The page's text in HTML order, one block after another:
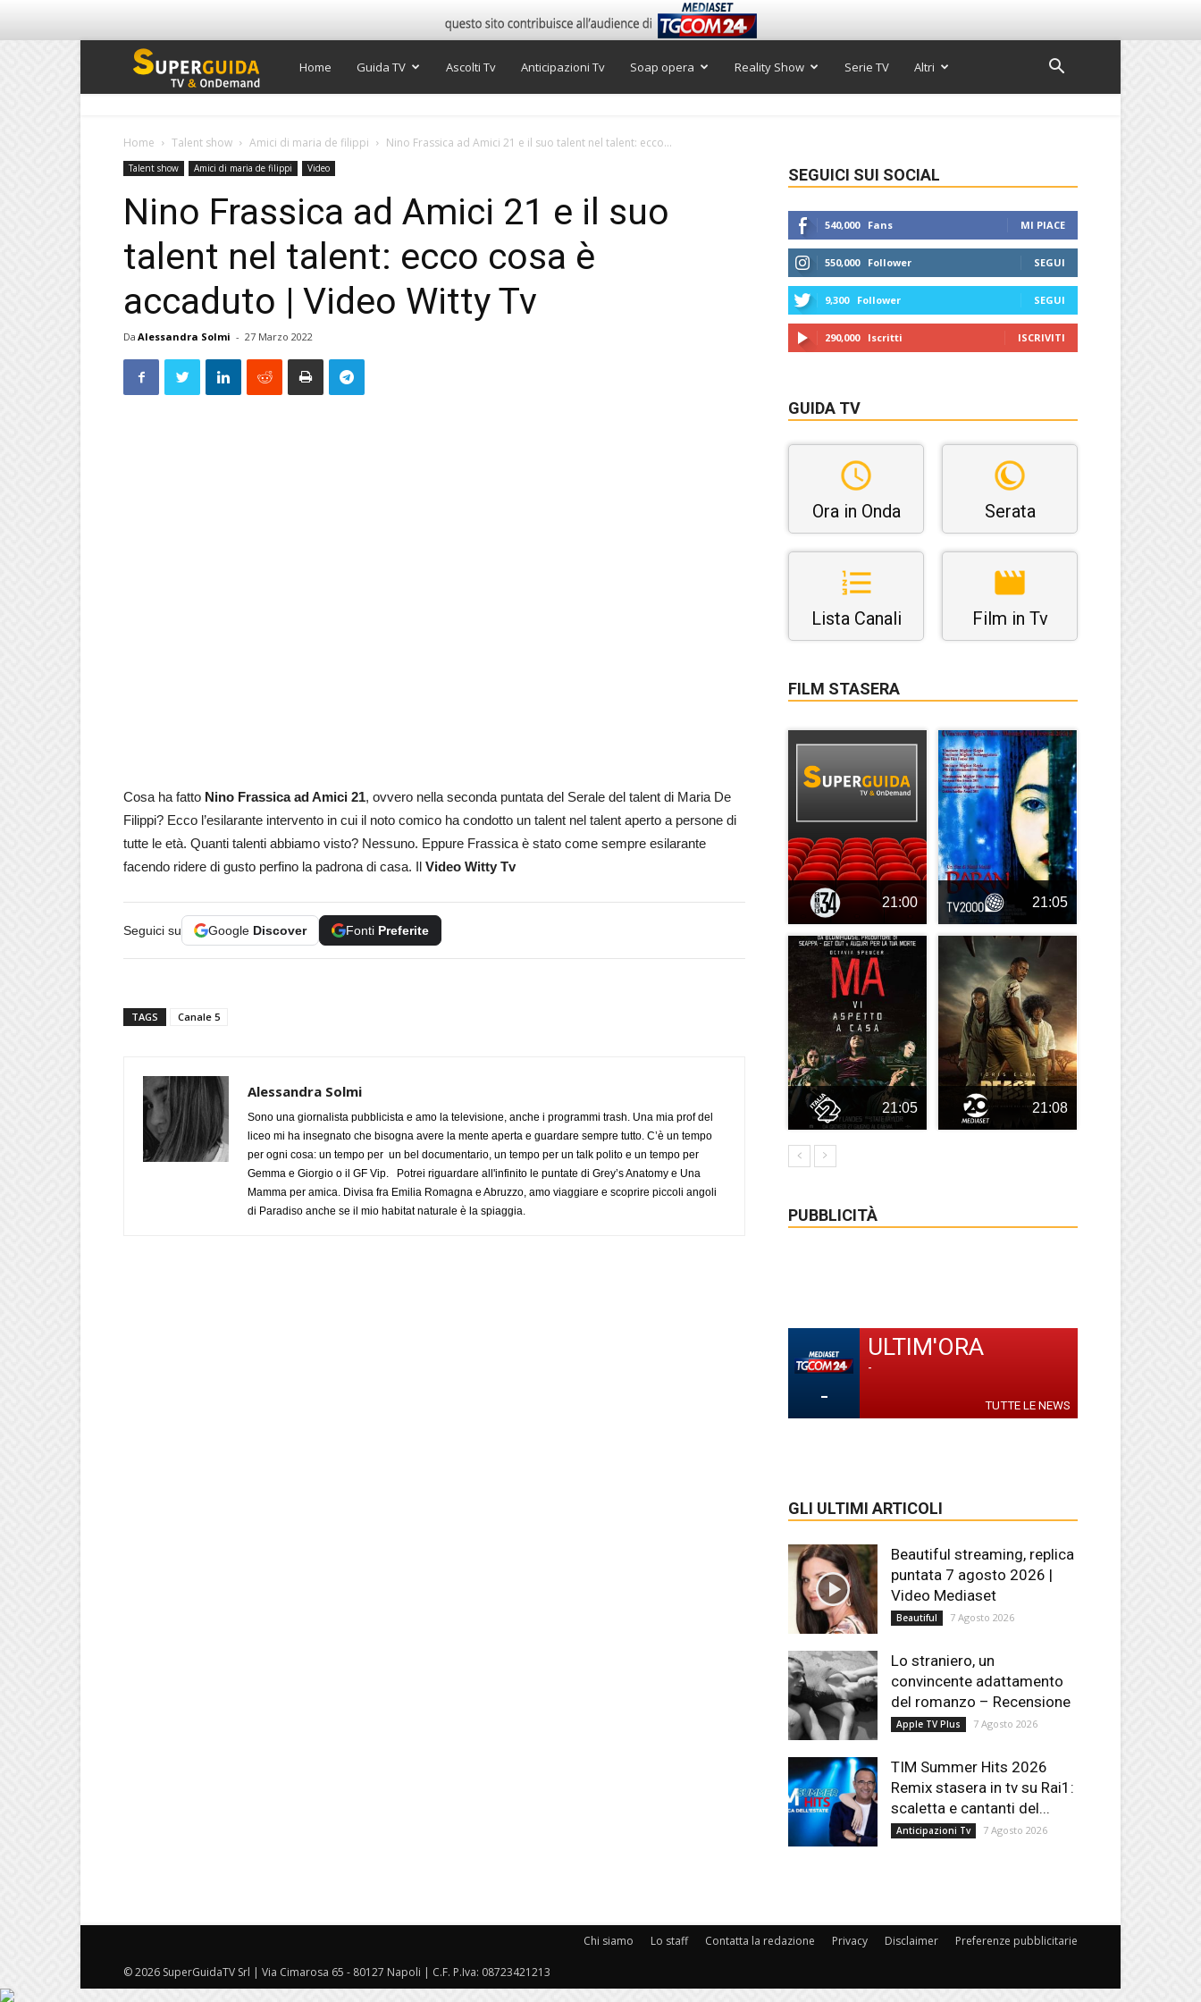
Super
TV
Home Guida TV Ascolti Tv Anticipazioni Tv Soap opera Reality Show Serie TV Altri
Home Talent show Amici di maria de filippi Nino Frassica ad Amici 21 e il suo talent nel talent: ecco...
Talent show Amici di maria de filippi Video
Nino Frassica ad Amici 21 e il suo
talent nel talent: ecco cosa è
accaduto | Video Witty Tv
Da Alessandra Solmi - 27 Marzo 2022
Cosa ha fatto Nino Frassica ad Amici 21, ovvero nella seconda puntata del Serale del talent di Maria De
Filippi? Ecco l’esilarante intervento in cui il noto comico ha condotto un talent nel talent aperto a persone di
tutte le età. Quanti talenti abbiamo visto? Nessuno. Eppure Frassica è stato come sempre esilarante
facendo ridere di gusto perfino la padrona di casa. Il Video Witty Tv
Seguici su Google Discover Fonti Preferite
TAGS Canale 5
Alessandra Solmi
Sono una giornalista pubblicista e amo la televisione, anche i programmi trash. Una mia prof del
liceo mi ha insegnato che bisogna avere la mente aperta e guardare sempre tutto. C’è un tempo
per ogni cosa: un tempo per un bel documentario, un tempo per un talk polito e un tempo per
Gemma e Giorgio o il GF Vip. Potrei riguardare all'infinito le puntate di Grey’s Anatomy e Una
Mamma per amica. Divisa fra Emilia Romagna e Abruzzo, amo viaggiare e scoprire piccoli angoli
di Paradiso anche se il mio habitat naturale è la spiaggia.
SEGUICI SUI SOCIAL
540,000 Fans MI PIACE
550,000 Follower SEGUI
9,300 Follower SEGUI
290,000 Iscritti ISCRIVITI
GUIDA TV
Ora in Onda Serata
Lista Canali Film in Tv
FILM STASERA
21:00 21:05
21:05 21:08
PUBBLICITÀ
-
ULTIM'ORA
-
TUTTE LE NEWS
GLI ULTIMI ARTICOLI
Beautiful streaming, replica
puntata 7 agosto 2026 |
Video Mediaset
Beautiful 7 Agosto 2026
Lo straniero, un
convincente adattamento
del romanzo – Recensione
Apple TV Plus 7 Agosto 2026
TIM Summer Hits 2026
Remix stasera in tv su Rai1:
scaletta e cantanti del...
Anticipazioni Tv 7 Agosto 2026
Chi siamo Lo staff Contatta la redazione Privacy Disclaimer Preferenze pubblicitarie
© 2026 SuperGuidaTV Srl | Via Cimarosa 65 - 80127 Napoli | C.F. P.Iva: 08723421213